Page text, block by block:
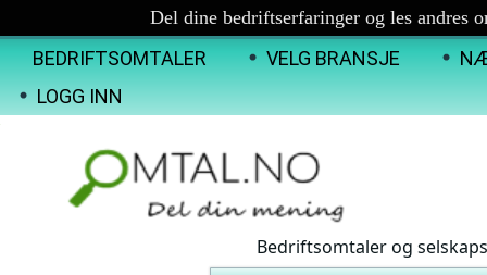
Del dine bedriftserfaringer og les andres
BEDRIFTSOMTALER VELG BRANSJE
LOGG INN
Bedriftsomtaler og